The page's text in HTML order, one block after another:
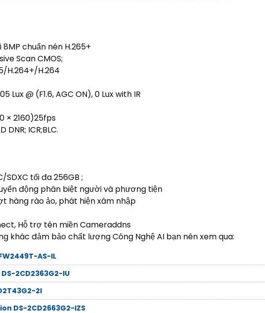
chuẩn nén H.265+
Scan CMOS;
H.264+/H.264
Lux @ (F1.6, AGC ON), 0 Lux with IR
× 2160)25fps
DNR; ICR;BLC.
SDXC tối đa 256GB ;
động phân biệt người và phương tiện
hàng rào ảo, phát hiện xâm nhập
Hỗ trợ tên miền Cameraddns
khác đảm bảo chất lượng Công Nghệ AI bạn nên xem qua:
AS-IL
2CD2363G2-IU
2I
DS-2CD2663G2-IZS